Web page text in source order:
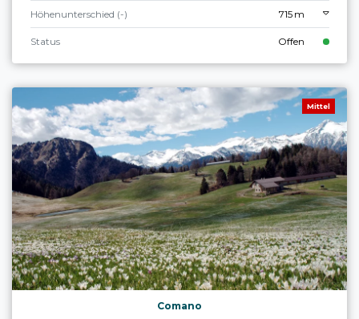
Höhenunterschied (-) 715 m
Status Offen
Mittel
Comano